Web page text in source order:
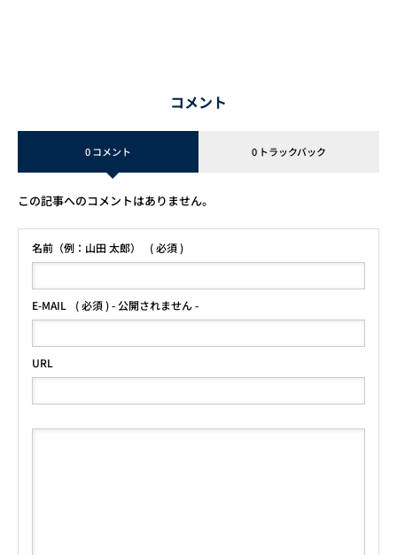
コメント
0 コメント 0 トラックバック
この記事へのコメントはありません。
名前（例：山田 太郎） ( 必須 )
E-MAIL ( 必須 ) - 公開されません -
URL